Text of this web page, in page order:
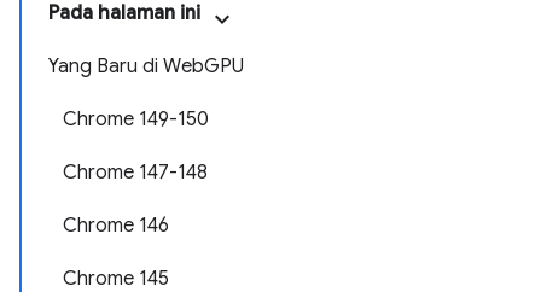
Pada halaman ini
Yang Baru di WebGPU
Chrome 149-150
Chrome 147-148
Chrome 146
Chrome 145